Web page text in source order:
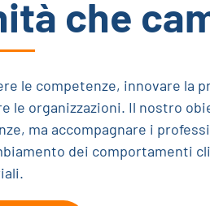
che
le competenze, innovare la
le organizzazioni. Il nostro
ma accompagnare i
dei comportamenti